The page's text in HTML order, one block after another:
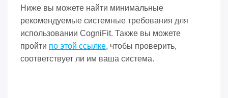
Ниже вы можете найти минимальные
рекомендуемые системные требования для
использовании CogniFit. Также вы можете
пройти по этой ссылке, чтобы проверить,
соответствует ли им ваша система.